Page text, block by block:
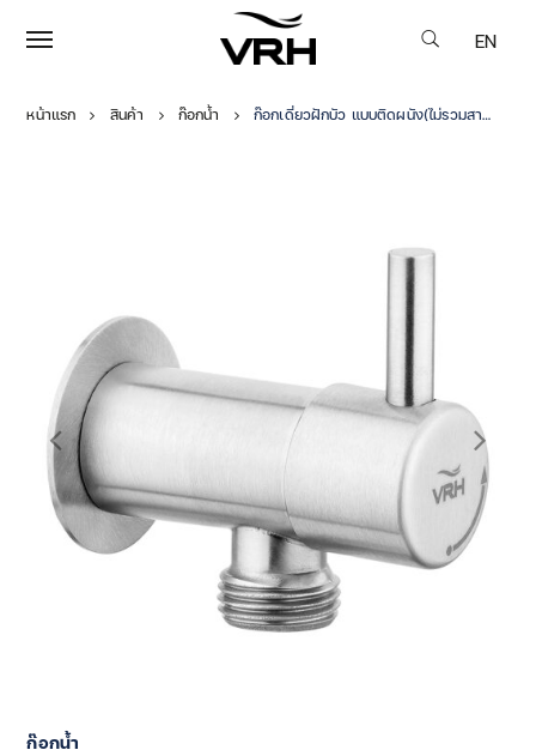
EN
หน้าแรก สินค้า ก๊อกน้ำ ก๊อกเดี่ยวฝักบัว แบบติดผนัง(ไม่รวมสายอ่อน) รุ่นBONNY ฝายาว
ก๊อกน้ำ